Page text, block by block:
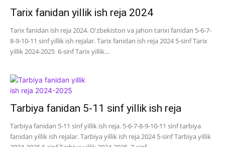
Tarix fanidan yillik ish reja 2024
Tarix fanidan ish reja 2024. O'zbekiston va jahon tarixi fanidan 5-6-7-
8-9-10-11 sinf yillik ish rejalar. Tarix fanidan ish reja 2024 5-sinf Tarix
yillik 2024-2025 6-sinf Tarix yillik...
Tarbiya fanidan 5-11 sinf yillik ish reja
Tarbiya fanidan 5-11 sinf yillik ish reja. 5-6-7-8-9-10-11 sinf tarbiya
fanidan yillik ish rejalar. Tarbiya yillik ish reja 2024 5-sinf Tarbiya yillik